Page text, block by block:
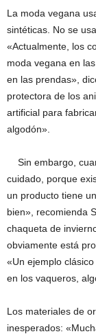
La moda vegana
sintéticas. No se
«Actualmente, los
moda vegana en
en las prendas»,
protectora de los
artificial para
algodón».
Sin embargo,
cuidado, porque
un producto tiene
bien», recomienda
chaqueta de
obviamente está
«Un ejemplo
en los vaqueros,
Los materiales de
inesperados: